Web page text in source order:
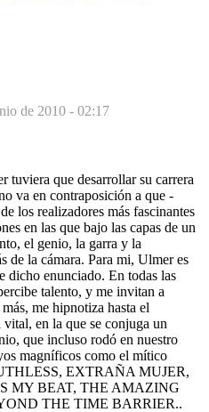
de 2010 - 02:17
tuviera que desarrollar su carrera
va en contraposición a que -
los realizadores más fascinantes
en las que bajo las capas de un
el genio, la garra y la
de la cámara. Para mi, Ulmer es
dicho enunciado. En todas las
talento, y me invitan a
me hipnotiza hasta el
en la que se conjuga un
que incluso rodó en nuestro
magníficos como el mítico
EXTRAÑA MUJER,
MY BEAT, THE AMAZING
THE TIME BARRIER..